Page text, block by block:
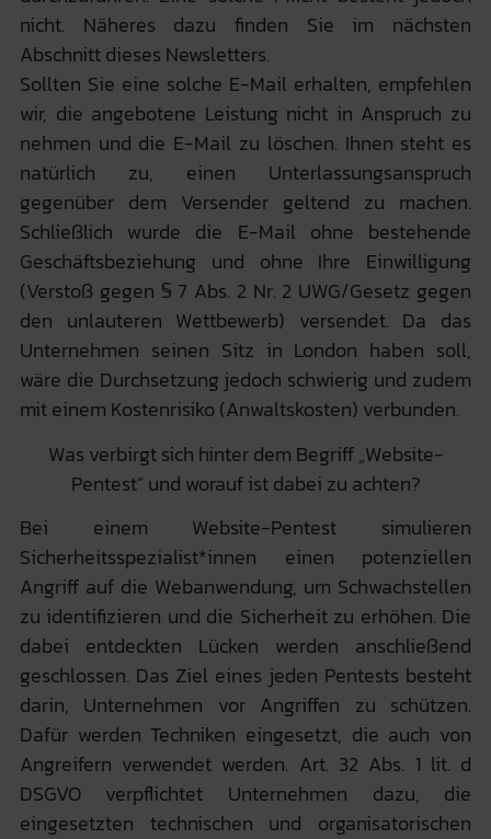
nicht. Näheres dazu finden Sie im nächsten
Abschnitt dieses Newsletters.
Sollten Sie eine solche E-Mail erhalten, empfehlen
wir, die angebotene Leistung nicht in Anspruch zu
nehmen und die E-Mail zu löschen. Ihnen steht es
natürlich zu, einen Unterlassungsanspruch
gegenüber dem Versender geltend zu machen.
Schließlich wurde die E-Mail ohne bestehende
Geschäftsbeziehung und ohne Ihre Einwilligung
(Verstoß gegen § 7 Abs. 2 Nr. 2 UWG/Gesetz gegen
den unlauteren Wettbewerb) versendet. Da das
Unternehmen seinen Sitz in London haben soll,
wäre die Durchsetzung jedoch schwierig und zudem
mit einem Kostenrisiko (Anwaltskosten) verbunden.
Was verbirgt sich hinter dem Begriff „Website-
Pentest“ und worauf ist dabei zu achten?
Bei einem Website-Pentest simulieren
Sicherheitsspezialist*innen einen potenziellen
Angriff auf die Webanwendung, um Schwachstellen
zu identifizieren und die Sicherheit zu erhöhen. Die
dabei entdeckten Lücken werden anschließend
geschlossen. Das Ziel eines jeden Pentests besteht
darin, Unternehmen vor Angriffen zu schützen.
Dafür werden Techniken eingesetzt, die auch von
Angreifern verwendet werden. Art. 32 Abs. 1 lit. d
DSGVO verpflichtet Unternehmen dazu, die
eingesetzten technischen und organisatorischen